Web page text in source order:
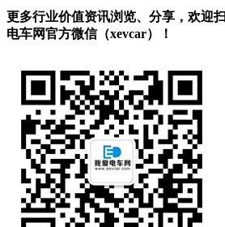
更多行业价值资讯浏览、分享，欢迎
电车网官方微信（xevcar）！